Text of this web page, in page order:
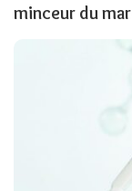
minceur du